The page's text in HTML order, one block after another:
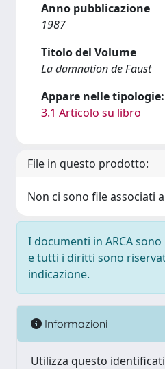
Anno pubblicazione
1987
Titolo del Volume
La damnation de Faust
Appare nelle tipologie:
3.1 Articolo su libro
File in questo prodotto:
Non ci sono file associati
I documenti in ARCA
e tutti i diritti sono
indicazione.
Informazioni
Utilizza questo